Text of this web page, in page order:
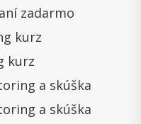
zadarmo
kurz
kurz
a skúška
a skúška